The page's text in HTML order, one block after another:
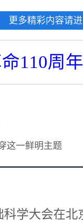
更多精彩内容请
110周年
这一鲜明主题
科学大会在